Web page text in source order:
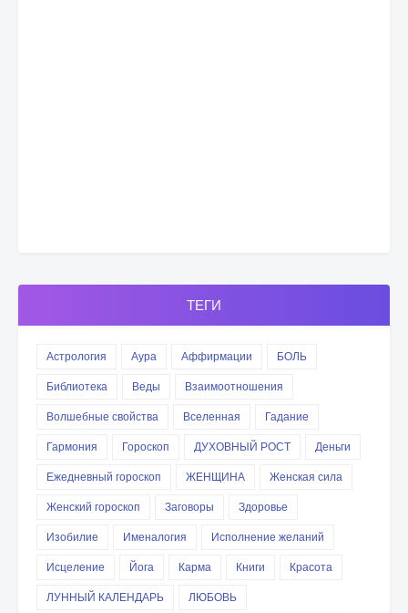
ТЕГИ
Астрология Аура Аффирмации
БОЛЬ
Библиотека
Веды
Взаимоотношения
Волшебные свойства
Вселенная
Гадание
Гармония
Гороскоп ДУХОВНЫЙ РОСТ
Деньги
Ежедневный гороскоп
ЖЕНЩИНА
Женская сила
Женский гороскоп
Заговоры
Здоровье
Изобилие
Именалогия
Исполнение желаний
Исцеление
Йога Карма Книги
Красота
ЛУННЫЙ КАЛЕНДАРЬ
ЛЮБОВЬ